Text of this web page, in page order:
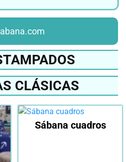
CLÁSICAS
Sábana cuadros